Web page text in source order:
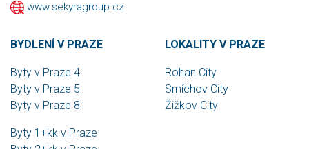
www.sekyragroup.cz
LOKALITY V PRAZE
Rohan City
Smíchov City
Žižkov City
BYDLENÍ V PRAZE
Byty v Praze 4
Byty v Praze 5
Byty v Praze 8
Byty 1+kk v Praze